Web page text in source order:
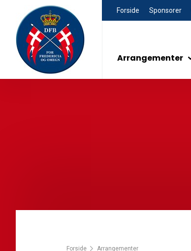
Forside Sponsorer
Arrangementer
Forside Arrangementer